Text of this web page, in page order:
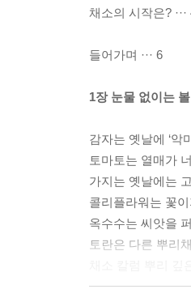
채소의 시작은? ···
들어가며 ··· 6
1장 눈물 없이는
감자는 옛날에 ‘악
토마토는 열매가
가지는 옛날에는
콜리플라워는 꽃
옥수수는 씨앗을
토란은 다른 뿌리